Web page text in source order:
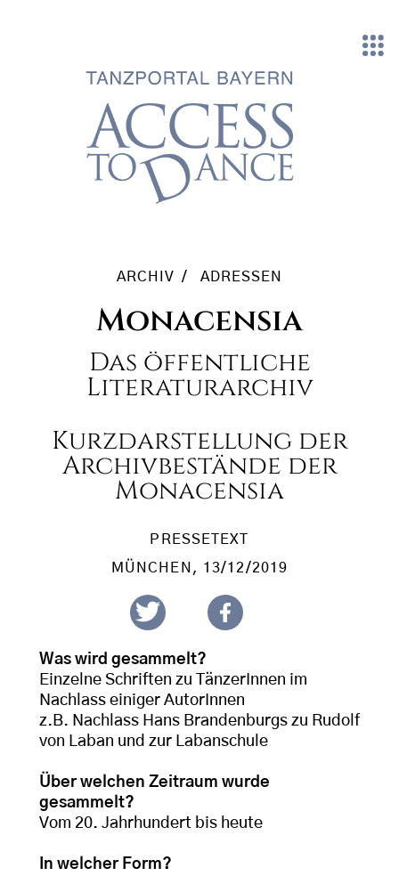
ARCHIV ADRESSEN
Monacensia
Das öffentliche
Literaturarchiv
Kurzdarstellung der
Archivbestände der
Monacensia
PRESSETEXT
MÜNCHEN , 13/12/2019
Was wird gesammelt?
Einzelne Schriften zu TänzerInnen im
Nachlass einiger AutorInnen
z.B. Nachlass Hans Brandenburgs zu Rudolf
von Laban und zur Labanschule
Über welchen Zeitraum wurde
gesammelt?
Vom 20. Jahrhundert bis heute
In welcher Form?